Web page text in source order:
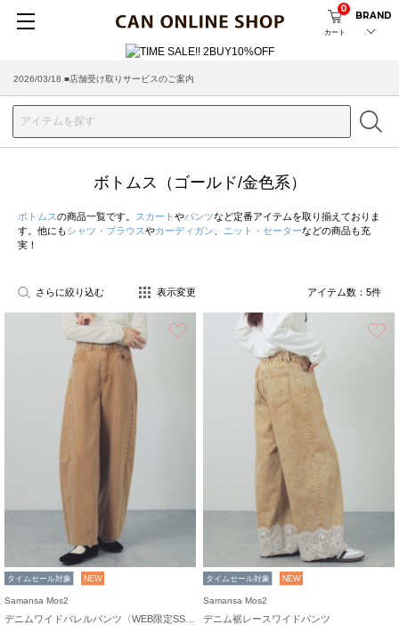
カート
0
BRAND
2026/03/18 ■店舗受け取りサービスのご案内
ボトムス（ゴールド/金色系）
ボトムスの商品一覧です。 スカート やパンツなど定番アイテムを取り揃えておりま
す。他にもシャツ・ブラウスやカーディガン ニット・セーターなどの商品も充
実！
さらに絞り込む 表示変更 アイテム数： 5件
お気に入り
タイムセール対象 NEW
Samansa Mos2
タイムセール対象 NEW
Samansa Mos2
デニム裾レースワイドパンツ